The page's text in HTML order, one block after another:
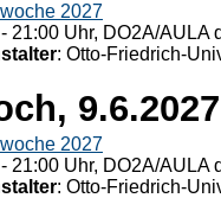
2027
21:00 Uhr, DO2A/
: Otto-Friedrich-
9.6.2027
2027
21:00 Uhr, DO2A/
: Otto-Friedrich-